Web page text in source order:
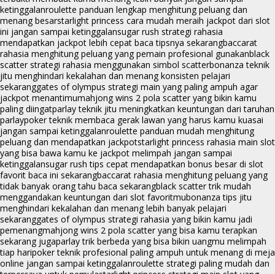
ketinggalanroulette panduan lengkap menghitung peluang dan
menang besarstarlight princess cara mudah meraih jackpot dari slot
ini jangan sampai ketinggalansugar rush strategi rahasia
mendapatkan jackpot lebih cepat baca tipsnya sekarangbaccarat
rahasia menghitung peluang yang pemain profesional gunakanblack
scatter strategi rahasia menggunakan simbol scatterbonanza teknik
jitu menghindari kekalahan dan menang konsisten pelajari
sekaranggates of olympus strategi main yang paling ampuh agar
jackpot menantimumahjong wins 2 pola scatter yang bikin kamu
paling diingatparlay teknik jitu meningkatkan keuntungan dari taruhan
parlaypoker teknik membaca gerak lawan yang harus kamu kuasai
jangan sampai ketinggalanroulette panduan mudah menghitung
peluang dan mendapatkan jackpotstarlight princess rahasia main slot
yang bisa bawa kamu ke jackpot melimpah jangan sampai
ketinggalansugar rush tips cepat mendapatkan bonus besar di slot
favorit baca ini sekarangbaccarat rahasia menghitung peluang yang
tidak banyak orang tahu baca sekarangblack scatter trik mudah
menggandakan keuntungan dari slot favoritmubonanza tips jitu
menghindari kekalahan dan menang lebih banyak pelajari
sekaranggates of olympus strategi rahasia yang bikin kamu jadi
pemenangmahjong wins 2 pola scatter yang bisa kamu terapkan
sekarang jugaparlay trik berbeda yang bisa bikin uangmu melimpah
tiap haripoker teknik profesional paling ampuh untuk menang di meja
online jangan sampai ketinggalanroulette strategi paling mudah dan